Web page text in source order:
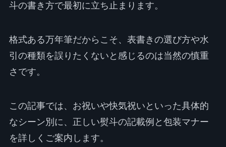
斗の書き方で最初に立ち止まります。
格式ある万年筆だからこそ、表書きの選び方や水
引の種類を誤りたくないと感じるのは当然の慎重
さです。
この記事では、お祝いや快気祝いといった具体的
なシーン別に、正しい熨斗の記載例と包装マナー
を詳しくご案内します。